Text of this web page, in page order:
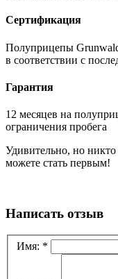
Сертификация
Полуприцепы
в соответствии с
Гарантия
12 месяцев на
ограничения пробега
Удивительно, но
можете стать первым!
Написать отзыв
Имя: *